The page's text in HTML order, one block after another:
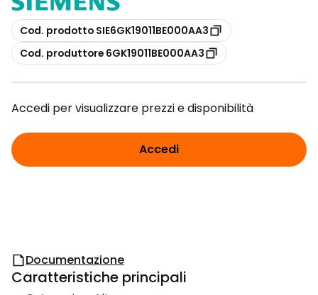
copia
Cod. prodotto SIE6GK19011BE000AA3
copia
Cod. produttore 6GK19011BE000AA3
Accedi per visualizzare prezzi e disponibilità
Accedi
Documentazione
Caratteristiche principali